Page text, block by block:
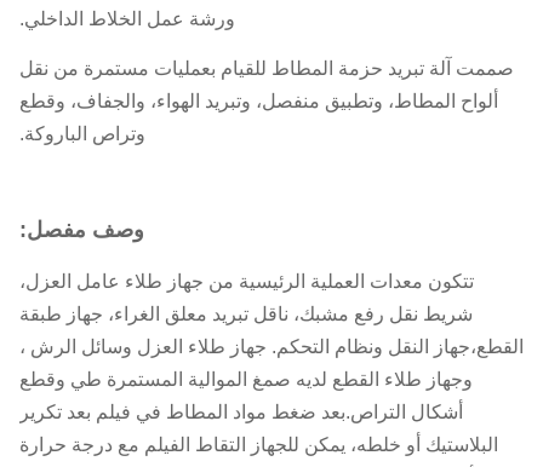
ورشة عمل الخلاط الداخلي.
صممت آلة تبريد حزمة المطاط للقيام بعمليات مستمرة من نقل
ألواح المطاط، وتطبيق منفصل، وتبريد الهواء، والجفاف، وقطع
وتراص الباروكة.
وصف مفصل:
تتكون معدات العملية الرئيسية من جهاز طلاء عامل العزل،
شريط نقل رفع مشبك، ناقل تبريد معلق الغراء، جهاز طبقة
القطع،جهاز النقل ونظام التحكم. جهاز طلاء العزل وسائل الرش ،
وجهاز طلاء القطع لديه صمغ الموالية المستمرة طي وقطع
أشكال التراص.بعد ضغط مواد المطاط في فيلم بعد تكرير
البلاستيك أو خلطه، يمكن للجهاز التقاط الفيلم مع درجة حرارة